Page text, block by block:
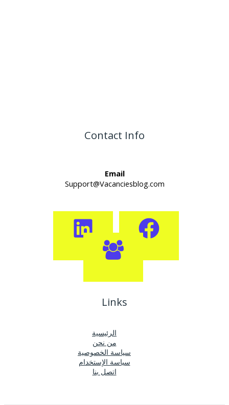
Contact Info
Email
Support@Vacanciesblog.com
Links
الرئيسية
من نحن
سياسة الخصوصية
سياسة الإستخدام
اتصل بنا